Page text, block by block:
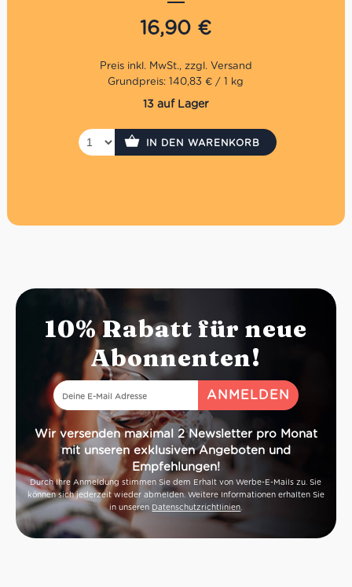
mal so zwischendurch.. und dank der Blechdose auch
wunderbar widerverschließbar!
16,90 €
Grundpreis: 140,83 € / 1 kg
13 auf Lager
IN DEN WARENKORB
10% Rabatt für neue
Abonnenten!
Wir versenden maximal 2 Newsletter pro Monat
mit unseren exklusiven Angeboten und
Empfehlungen!
Durch Ihre Anmeldung stimmen Sie dem Erhalt von Werbe-E-Mails zu. Sie
können sich jederzeit wieder abmelden. Weitere Informationen erhalten Sie
in unseren Datenschutzrichtlinien